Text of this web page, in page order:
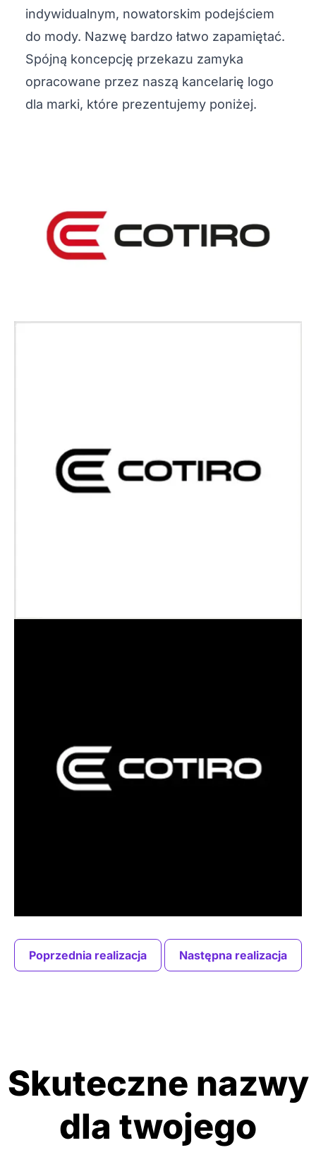
indywidualnym, nowatorskim podejściem
do mody. Nazwę bardzo łatwo zapamiętać.
Spójną koncepcję przekazu zamyka
opracowane przez naszą kancelarię logo
dla marki, które prezentujemy poniżej.
Poprzednia realizacja Następna realizacja
Skuteczne nazwy
dla twojego